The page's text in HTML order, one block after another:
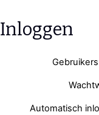
Inloggen
Automatisch